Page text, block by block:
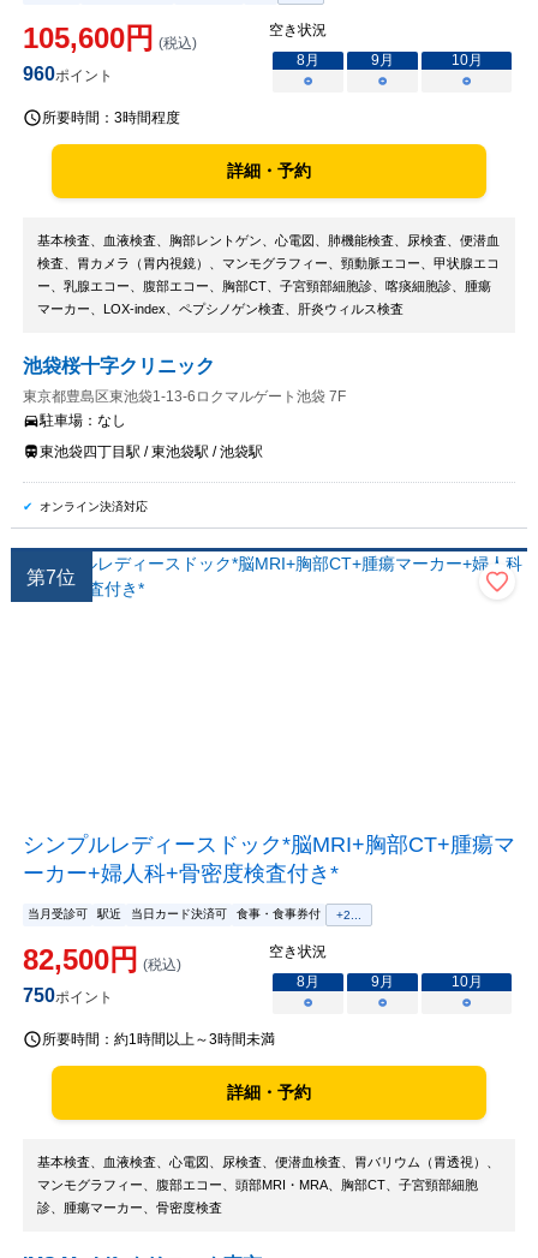
105,600円 (税込)
960ポイント
空き状況
8月 9月 10月
○
○ ○
所要時間： 3時間程度
詳細・予約
基本検査、血液検査、胸部レントゲン、心電図、肺機能検査、尿検査、便潜血
検査、胃カメラ（胃内視鏡）、マンモグラフィー、頸動脈エコー、甲状腺エコ
ー、乳腺エコー、腹部エコー、胸部CT、子宮頸部細胞診、喀痰細胞診、腫瘍
マーカー、LOX-index、ペプシノゲン検査、肝炎ウィルス検査
池袋桜十字クリニック
東京都豊島区東池袋1-13-6ロクマルゲート池袋 7F
駐車場： なし
東池袋四丁目駅 / 東池袋駅 / 池袋駅
オンライン決済対応
第7位
シンプルレディースドック*脳MRI+胸部CT+腫瘍マ
ーカー+婦人科+骨密度検査付き*
当月受診可 駅近 当日カード決済可 食事・食事券付 +2...
82,500円 (税込)
750ポイント
空き状況
8月 9月 10月
○
○ ○
所要時間： 約1時間以上～3時間未満
詳細・予約
基本検査、血液検査、心電図、尿検査、便潜血検査、胃バリウム（胃透視）、
マンモグラフィー、腹部エコー、頭部MRI・MRA、胸部CT、子宮頸部細胞
診、腫瘍マーカー、骨密度検査